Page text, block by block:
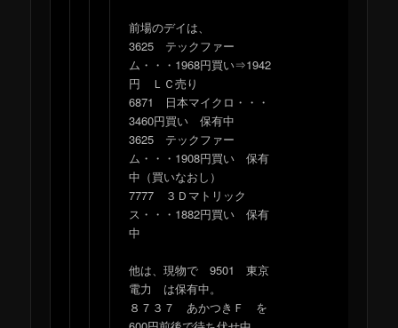
前場のデイは、
3625 テックファー
ム・・・1968円買い⇒1942
円 ＬＣ売り
6871 日本マイクロ・・・
3460円買い 保有中
3625 テックファー
ム・・・1908円買い 保有
中（買いなおし）
7777 ３Ｄマトリック
ス・・・1882円買い 保有
中
他は、現物で 9501 東京
電力 は保有中。
８７３７ あかつきＦ を